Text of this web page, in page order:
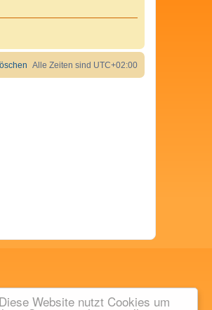
Diese Website nutzt Cookies um
Alle Zeiten sind UTC+02:00